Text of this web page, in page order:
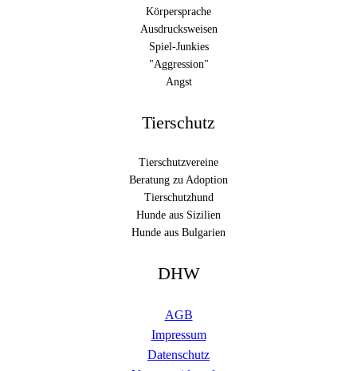
Körpersprache
Ausdrucksweisen
Spiel-Junkies
"Aggression"
Angst
Tierschutz
Tierschutzvereine
Beratung zu Adoption
Tierschutzhund
Hunde aus Sizilien
Hunde aus Bulgarien
DHW
AGB
Impressum
Datenschutz